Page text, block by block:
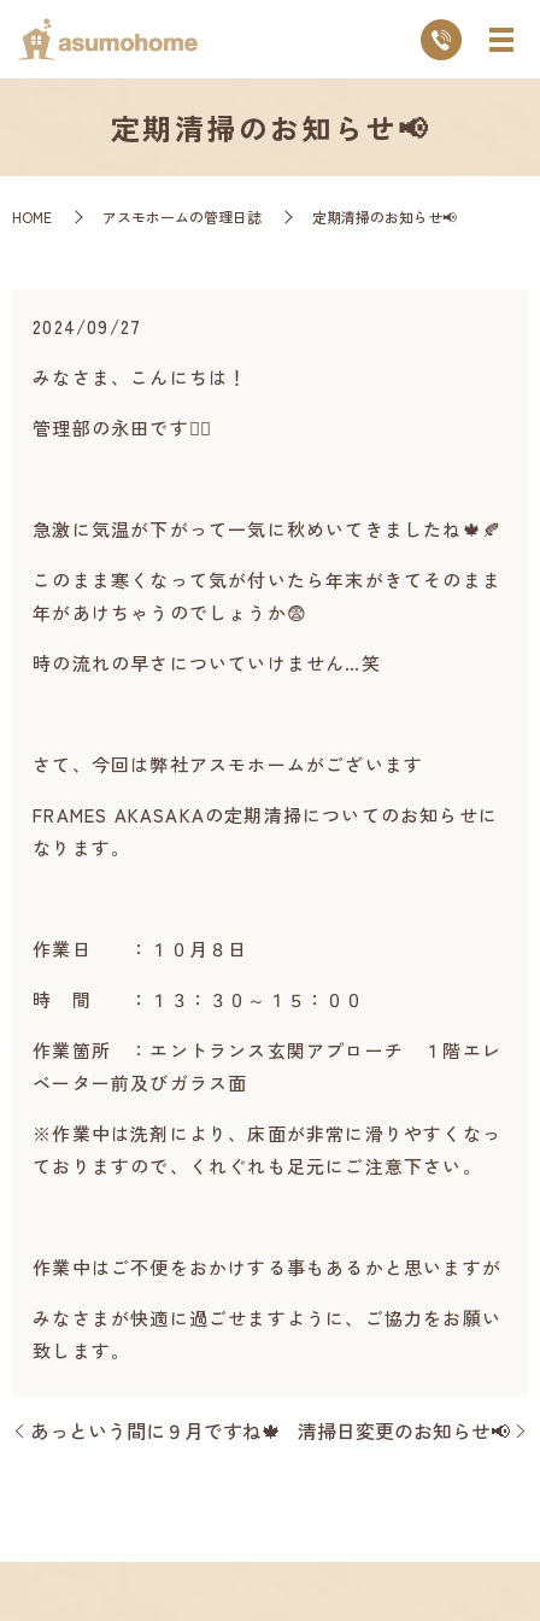
定期清掃のお知らせ📢
HOME アスモホームの管理日誌 定期清掃のお知らせ📢
2024/09/27
みなさま、こんにちは！
管理部の永田です💁‍♀️
急激に気温が下がって一気に秋めいてきましたね🍁🍂
このまま寒くなって気が付いたら年末がきてそのまま
年があけちゃうのでしょうか😨
時の流れの早さについていけません…笑
さて、今回は弊社アスモホームがございます
FRAMES AKASAKAの定期清掃についてのお知らせに
なります。
作業日 ：１０月８日
時 間 ：１３：３０～１５：００
作業箇所 ：エントランス玄関アプローチ １階エレ
ベーター前及びガラス面
※作業中は洗剤により、床面が非常に滑りやすくなっ
ておりますので、くれぐれも足元にご注意下さい。
作業中はご不便をおかけする事もあるかと思いますが
みなさまが快適に過ごせますように、ご協力をお願い
致します。
あっという間に９月ですね🍁 清掃日変更のお知らせ📢